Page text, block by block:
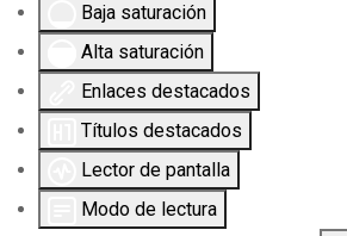
Baja saturación
Alta saturación
Enlaces destacados
Títulos destacados
Lector de pantalla
Modo de lectura